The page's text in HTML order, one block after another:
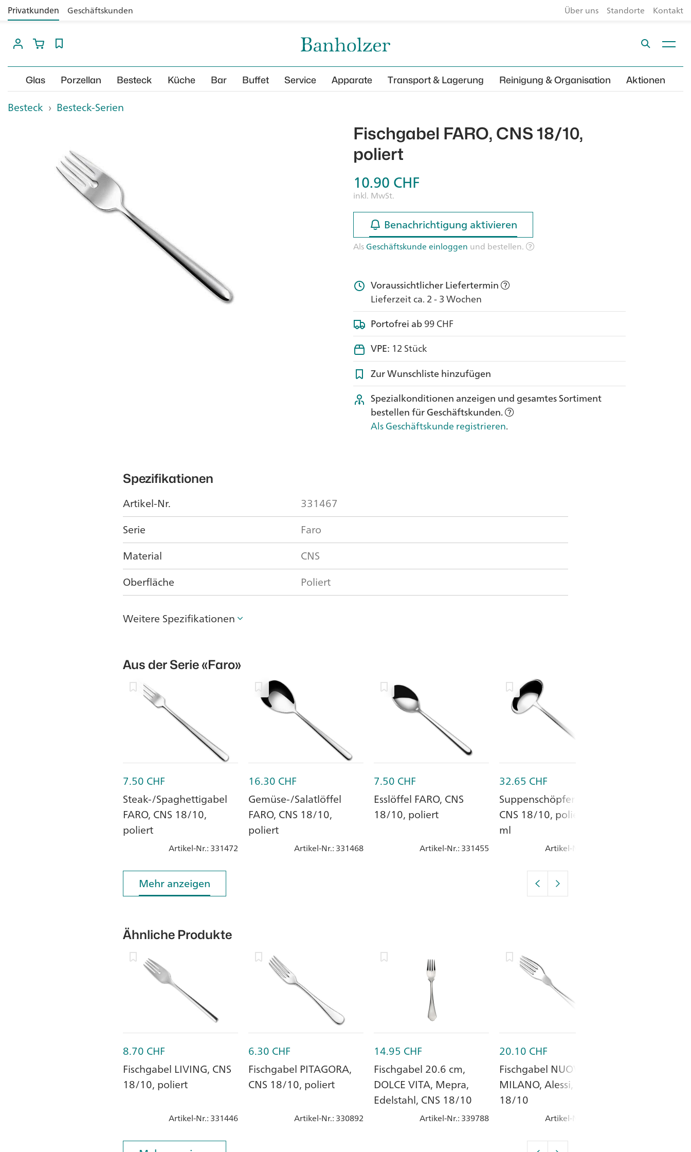
Privatkunden Geschäftskunden Über uns Standorte Kontakt
Glas Porzellan Besteck Küche Bar Buffet Service Apparate Transport & Lagerung Reinigung & Organisation Aktionen
Besteck › Besteck-Serien
Fischgabel FARO, CNS 18/10,
poliert
10.90CHF
inkl. MwSt.
Benachrichtigung aktivieren
Benachrichtigung aktivieren
AlsGeschäftskunde einloggen und bestellen.
Voraussichtlicher Liefertermin
Lieferzeit ca. 2 - 3 Wochen
Portofrei ab99 CHF
VPE: 12 Stück
Zur Wunschliste hinzufügen
Spezialkonditionen anzeigen und gesamtes Sortiment
bestellen für Geschäftskunden.
Als Geschäftskunde registrieren.
Spezifikationen
Artikel-Nr.
331467
Serie
Faro
Material
CNS
Oberfläche
Poliert
Weitere Spezifikationen
Aus der Serie«Faro»
7.50 CHF
Steak-/Spaghettigabel
FARO, CNS 18/10,
poliert
Artikel-Nr.: 331472
16.30 CHF
Gemüse-/Salatlöffel
FARO, CNS 18/10,
poliert
Artikel-Nr.: 331468
7.50 CHF
Esslöffel FARO, CNS
18/10, poliert
Artikel-Nr.: 331455
32.65 CHF
Suppenschöpfer FARO,
CNS 18/10, poliert, 60
ml
Artikel-Nr.
Mehr anzeigen
Mehr anzeigen
Ähnliche Produkte
8.70 CHF
Fischgabel LIVING, CNS
18/10, poliert
Artikel-Nr.: 331446
6.30 CHF
Fischgabel PITAGORA,
CNS 18/10, poliert
Artikel-Nr.: 330892
14.95 CHF
Fischgabel 20.6 cm,
DOLCE VITA, Mepra,
Edelstahl, CNS 18/10
Artikel-Nr.: 339788
20.10 CHF
Fischgabel NUOVO
MILANO, Alessi, CNS
18/10
Artikel-Nr.